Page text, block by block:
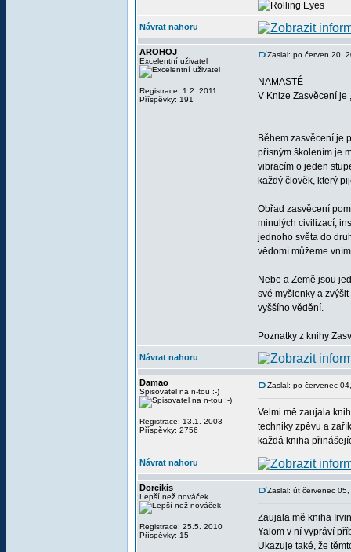
Návrat nahoru
AROHOJ
Excelentní uživatel
Registrace: 1.2. 2011
Příspěvky: 191
Zaslal: po červen 20,
NAMASTÉ
V Knize Zasvěcení je
Během zasvěcení je
přísným školením je
vibracím o jeden
každý člověk, který
Obřad zasvěcení
minulých civilizací,
jednoho světa do
vědomí můžeme
Nebe a Země jsou
své myšlenky a
vyššího vědění.
Poznatky z knihy
Návrat nahoru
Damao
Spisovatel na n-tou :-)
Registrace: 13.1. 2003
Příspěvky: 2756
Zaslal: po červenec
Velmi mě zaujala
techniky zpěvu a
každá kniha
Návrat nahoru
Doreikis
Lepší než nováček
Registrace: 25.5. 2010
Příspěvky: 15
Zaslal: út červenec
Zaujala mě kniha
Yalom v ní vypráví
Ukazuje také, že